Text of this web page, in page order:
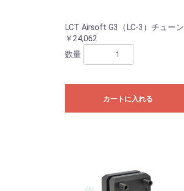
LCT Airsoft G3（LC-3）チューン
￥24,062
数量
カートに入れる